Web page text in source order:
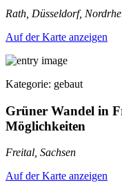
Rath, Düsseldorf,
Auf der Karte anzeigen
Kategorie: gebaut
Grüner Wandel in
Möglichkeiten
Freital, Sachsen
Auf der Karte anzeigen